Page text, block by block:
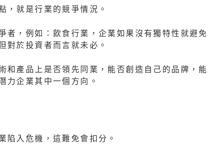
，就是行業的競爭情況。
者，例如：飲食行業，企業如果沒有獨特性就避免
對於投資者而言就未必。
和產品上是否領先同業，能否創造自己的品牌，能
力企業其中一個方向。
陷入危機，這難免會扣分。